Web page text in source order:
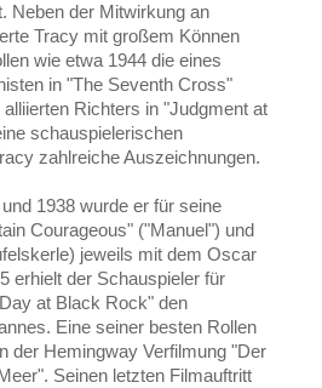
Neben der Mitwirkung an
Tracy mit großem Können
wie etwa 1944 die eines
in "The Seventh Cross"
Richters in "Judgment at
schauspielerischen
zahlreiche Auszeichnungen.
1938 wurde er für seine
Courageous" ("Manuel") und
jeweils mit dem Oscar
erhielt der Schauspieler für
at Black Rock" den
Eine seiner besten Rollen
der Hemingway Verfilmung "Der
Seinen letzten Filmauftritt